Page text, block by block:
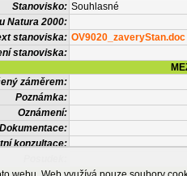
Stanovisko: Souhlasné
Natura 2000:
stanoviska: OV9020_zaveryStan.doc
stanoviska:
záměrem:
Poznámka:
Oznámení:
Dokumentace:
konzultace: